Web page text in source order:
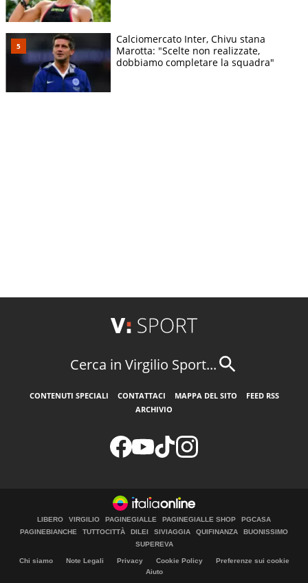
Calciomercato Inter, Chivu stana
Marotta: "Scelte non realizzate,
dobbiamo completare la squadra"
Cerca in Virgilio Sport...
CONTENUTI SPECIALI CONTATTACI MAPPA DEL SITO
FEED RSS
ARCHIVIO
LIBERO VIRGILIO PAGINEGIALLE PAGINEGIALLE SHOP
PGCASA
PAGINEBIANCHE
TUTTOCITTÀ DILEI SIVIAGGIA QUIFINANZA
BUONISSIMO
SUPEREVA
Chi siamo Note Legali Privacy Cookie Policy
Preferenze sui cookie
Aiuto